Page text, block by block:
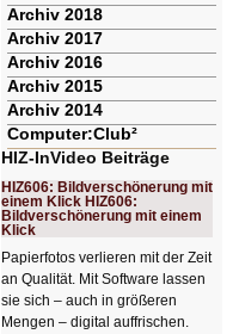
Archiv 2018
Archiv 2017
Archiv 2016
Archiv 2015
Archiv 2014
Computer:Club²
HIZ-InVideo Beiträge
HIZ606: Bildverschönerung mit
einem Klick HIZ606:
Bildverschönerung mit einem
Klick
Papierfotos verlieren mit der Zeit
an Qualität. Mit Software lassen
sie sich – auch in größeren
Mengen – digital auffrischen.